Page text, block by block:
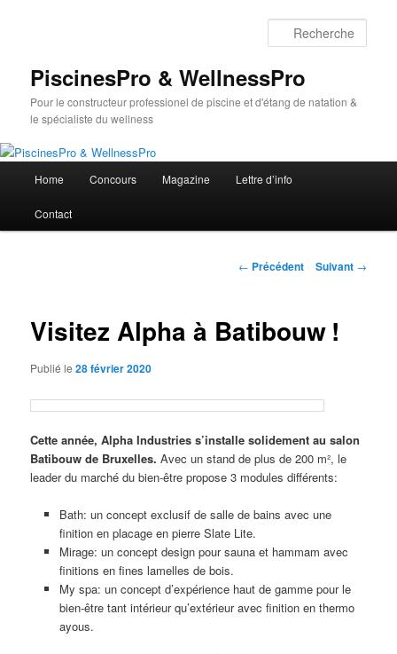
PiscinesPro & WellnessPro
Pour le constructeur professionel de piscine et d'étang de natation &
le spécialiste du wellness
principal
Home Concours Magazine Lettre d’info
Contact
Navigation
← Précédent Suivant →
Visitez Alpha à Batibouw !
Publié le28 février 2020
Cette année, Alpha Industries s’installe solidement au salon
Batibouw de Bruxelles.Avec un stand de plus de 200 m², le
leader du marché du bien-être propose 3 modules différents:
Bath: un concept exclusif de salle de bains avec une
finition en placage en pierre Slate Lite.
Mirage: un concept design pour sauna et hammam avec
finitions en fines lamelles de bois.
My spa: un concept d’expérience haut de gamme pour le
bien-être tant intérieur qu’extérieur avec finition en thermo
ayous.